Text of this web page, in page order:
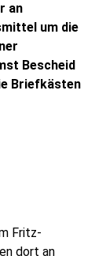
an
um die
Bescheid
Briefkästen
Fritz-
dort an